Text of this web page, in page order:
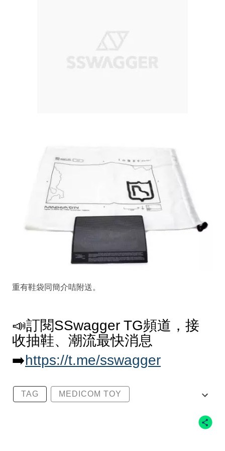
重有鞋袋同簡介咭附送。
📣訂閱SSwagger TG頻道，接
收抽鞋、潮流最快消息
➡️https://t.me/sswagger
TAG MEDICOM TOY